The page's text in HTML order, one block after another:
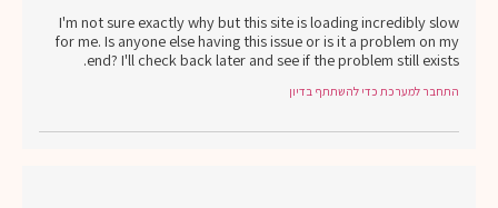
I'm not sure exactly why but this site is loading incredibly slow
for me. Is anyone else having this issue or is it a problem on my
end? I'll check back later and see if the problem still exists.
התחבר למערכת כדי להשתתף בדיון